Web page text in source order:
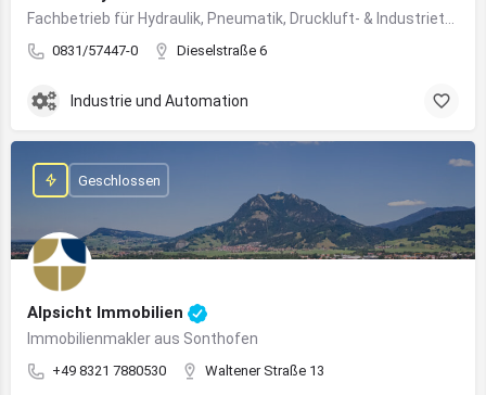
0831/57447-0 Dieselstraße 6
Industrie und Automation
Alpsicht Immobilien
Immobilienmakler aus Sonthofen
+49 8321 7880530 Waltener Straße 13
Geschlossen